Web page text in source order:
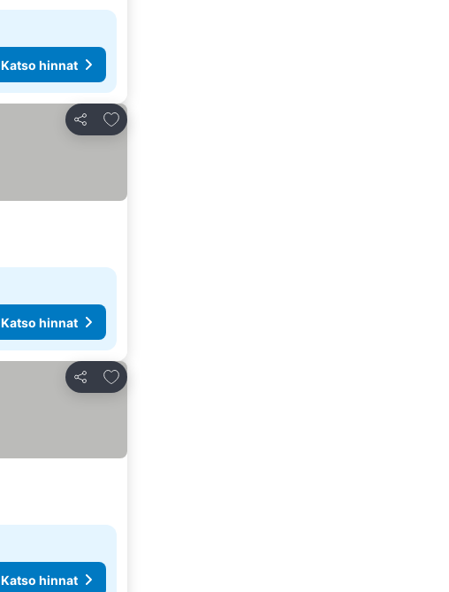
Katso hinnat
Jaa
Lisää suosikkeihin
Katso hinnat
Jaa
Lisää suosikkeihin
Katso hinnat